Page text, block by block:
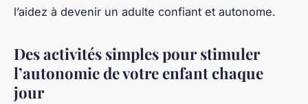
l’aidez à devenir un adulte confiant et autonome.
Des activités simples pour stimuler
l’autonomie de votre enfant chaque
jour